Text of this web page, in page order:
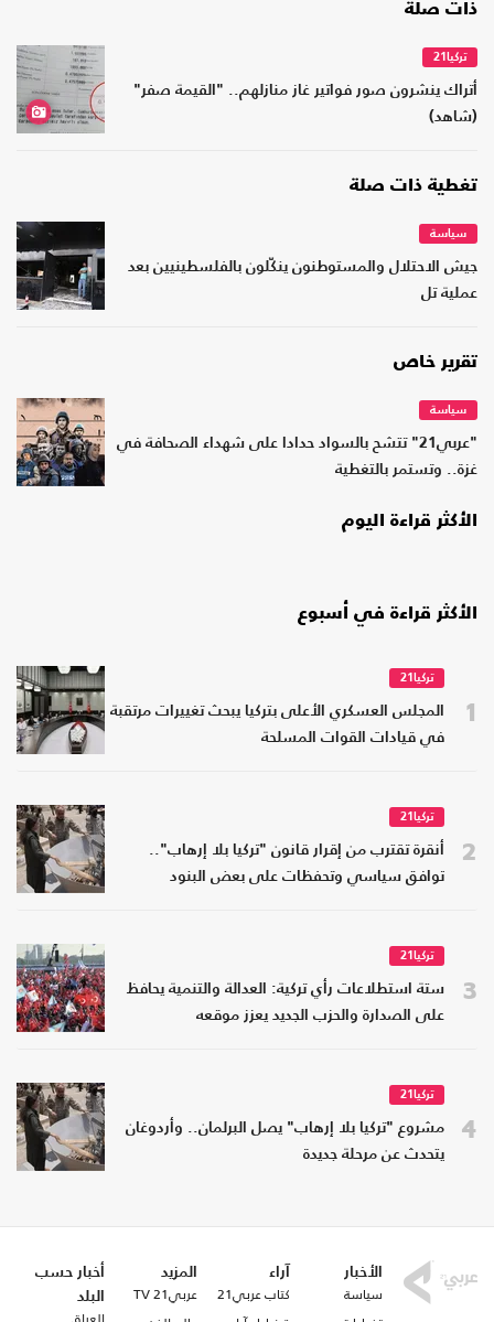
ذات صلة
تركيا21
أتراك ينشرون صور فواتير غاز منازلهم.. "القيمة صفر"
(شاهد)
تغطية ذات صلة
سياسة
جيش الاحتلال والمستوطنون ينكّلون بالفلسطينيين بعد
عملية تل
تقرير خاص
سياسة
"عربي21" تتشح بالسواد حدادا على شهداء الصحافة في
غزة.. وتستمر بالتغطية
الأكثر قراءة اليوم
الأكثر قراءة في أسبوع
1
تركيا21
المجلس العسكري الأعلى بتركيا يبحث تغييرات مرتقبة
في قيادات القوات المسلحة
2
تركيا21
أنقرة تقترب من إقرار قانون "تركيا بلا إرهاب"..
توافق سياسي وتحفظات على بعض البنود
3
تركيا21
ستة استطلاعات رأي تركية: العدالة والتنمية يحافظ
على الصدارة والحزب الجديد يعزز موقعه
4
تركيا21
مشروع "تركيا بلا إرهاب" يصل البرلمان.. وأردوغان
يتحدث عن مرحلة جديدة
الأخبار
سياسة
آراء
كتاب عربي21
المزيد
عربي21 TV
أخبار حسب
البلد